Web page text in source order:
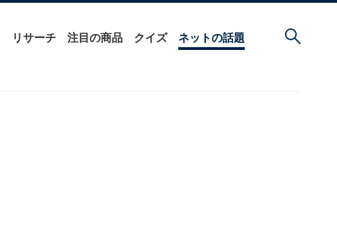
リサーチ 注目の商品 クイズ ネットの話題